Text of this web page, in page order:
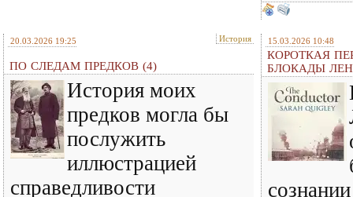
20.03.2026 19:25 История
ПО СЛЕДАМ ПРЕДКОВ (4)
История моих
предков могла бы
послужить
иллюстрацией
справедливости
15.03.2026 10:48
КОРОТКАЯ
БЛОКАДЫ